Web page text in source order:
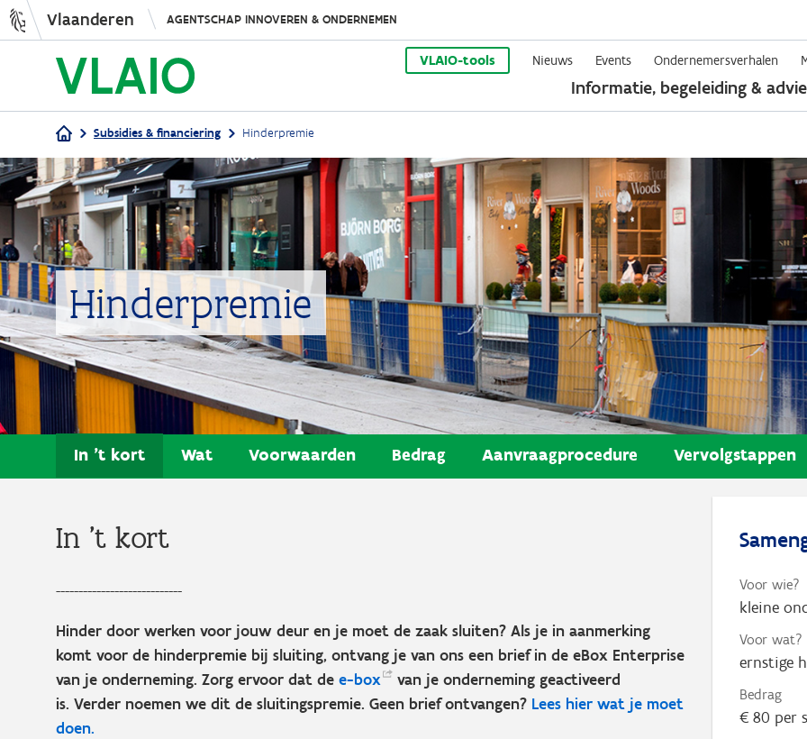
Overslaan
en
naar
de
gaan
Vlaanderen AGENTSCHAP INNOVEREN & ONDERNEMEN
VLAIO-tools Nieuws Events Ondernemersverhalen
Informatie, begeleiding &
Kruimelpad
Subsidies & financiering Hinderpremie
Hinderpremie
In 't kort Wat Voorwaarden Bedrag Aanvraagprocedure Vervolgstappen
In 't kort
----------------------------
Hinder door werken voor jouw deur en je moet de zaak sluiten? Als je in aanmerking
komt voor de hinderpremie bij sluiting, ontvang je van ons een brief in de eBox Enterprise
van je onderneming. Zorg ervoor dat de e-box
van je onderneming geactiveerd
is. Verder noemen we dit de sluitingspremie. Geen brief ontvangen? Lees hier wat je moet
doen.
Voor wie?
kleine
Voor wat?
ernstige
Bedrag
€ 80 per